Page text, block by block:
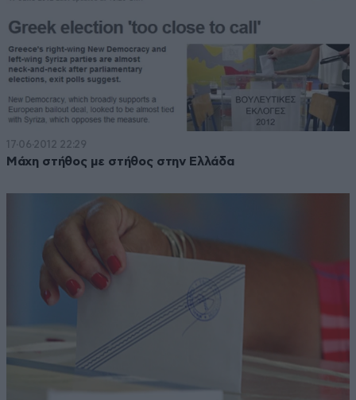
17·06·2012 22:29
Μάχη στήθος με στήθος στην Ελλάδα